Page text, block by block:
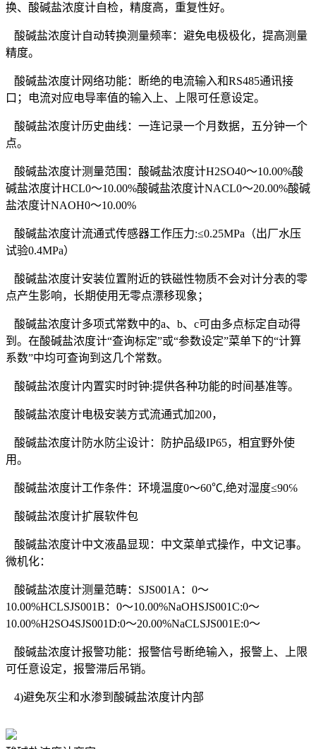
换、酸碱盐浓度计自检，精度高，重复性好。
酸碱盐浓度计自动转换测量频率：避免电极极化，提高测量
精度。
酸碱盐浓度计网络功能：断绝的电流输入和RS485通讯接
口；电流对应电导率值的输入上、上限可任意设定。
酸碱盐浓度计历史曲线：一连记录一个月数据，五分钟一个
点。
酸碱盐浓度计测量范围：酸碱盐浓度计H2SO40～10.00%酸
碱盐浓度计HCL0～10.00%酸碱盐浓度计NACL0～20.00%酸碱
盐浓度计NAOH0～10.00%
酸碱盐浓度计流通式传感器工作压力:≤0.25MPa（出厂水压
试验0.4MPa）
酸碱盐浓度计安装位置附近的铁磁性物质不会对计分表的零
点产生影响，长期使用无零点漂移现象；
酸碱盐浓度计多项式常数中的a、b、c可由多点标定自动得
到。在酸碱盐浓度计“查询标定”或“参数设定”菜单下的“计算
系数”中均可查询到这几个常数。
酸碱盐浓度计内置实时时钟:提供各种功能的时间基准等。
酸碱盐浓度计电极安装方式流通式加200，
酸碱盐浓度计防水防尘设计：防护品级IP65，相宜野外使
用。
酸碱盐浓度计工作条件：环境温度0～60℃,绝对湿度≤90℅
酸碱盐浓度计扩展软件包
酸碱盐浓度计中文液晶显现：中文菜单式操作，中文记事。
微机化：
酸碱盐浓度计测量范畴：SJS001A：0～
10.00%HCLSJS001B：0～10.00%NaOHSJS001C:0～
10.00%H2SO4SJS001D:0～20.00%NaCLSJS001E:0～
酸碱盐浓度计报警功能：报警信号断绝输入，报警上、上限
可任意设定，报警滞后吊销。
4)避免灰尘和水渗到酸碱盐浓度计内部